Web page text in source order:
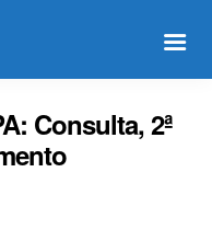
Consulta, 2ª